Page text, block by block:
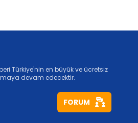
Türkiye'nin en büyük ve ücretsiz
devam edecektir.
FORUM